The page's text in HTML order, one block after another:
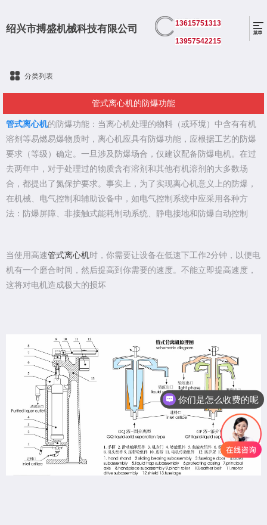
绍兴市搏盛机械科技有限公司 13615751313
13957542215
分类列表
管式离心机的防爆功能
管式离心机的防爆功能：当离心机处理的物料（或环境）中含有有机
溶剂等易燃易爆物质时，离心机应具有防爆功能，应根据工艺的防爆
要求（等级）确定。一旦涉及防爆场合，仅建议配备防爆电机。在过
去两年中，对于处理过的物质含有溶剂和其他有机溶剂的大多数场
合，都提出了氮保护要求。事实上，为了实现离心机意义上的防爆，
在机械、电气控制和辅助设备中，如电气控制系统中应采用各种方
法：防爆屏障、非接触式能耗制动系统、静电接地和防爆自动控制
当使用高速管式离心机时，你需要让设备在低速下工作2分钟，以便电
机有一个磨合时间，然后提高到你需要的速度。不能立即提高速度，
这将对电机造成极大的损坏
你们是怎么收费的呢